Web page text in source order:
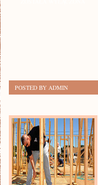
POSTED BY ADMIN